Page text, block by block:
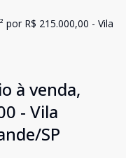
R$ 215.000,00 - Vila
à venda,
- Vila
SP